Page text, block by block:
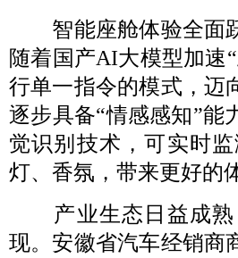
智能座舱体验全面跃
随着国产AI大模型加速
行单一指令的模式，迈
逐步具备“情感感知”能
觉识别技术，可实时
灯、香氛，带来更好的
产业生态日益成熟
现。安徽省汽车经销商